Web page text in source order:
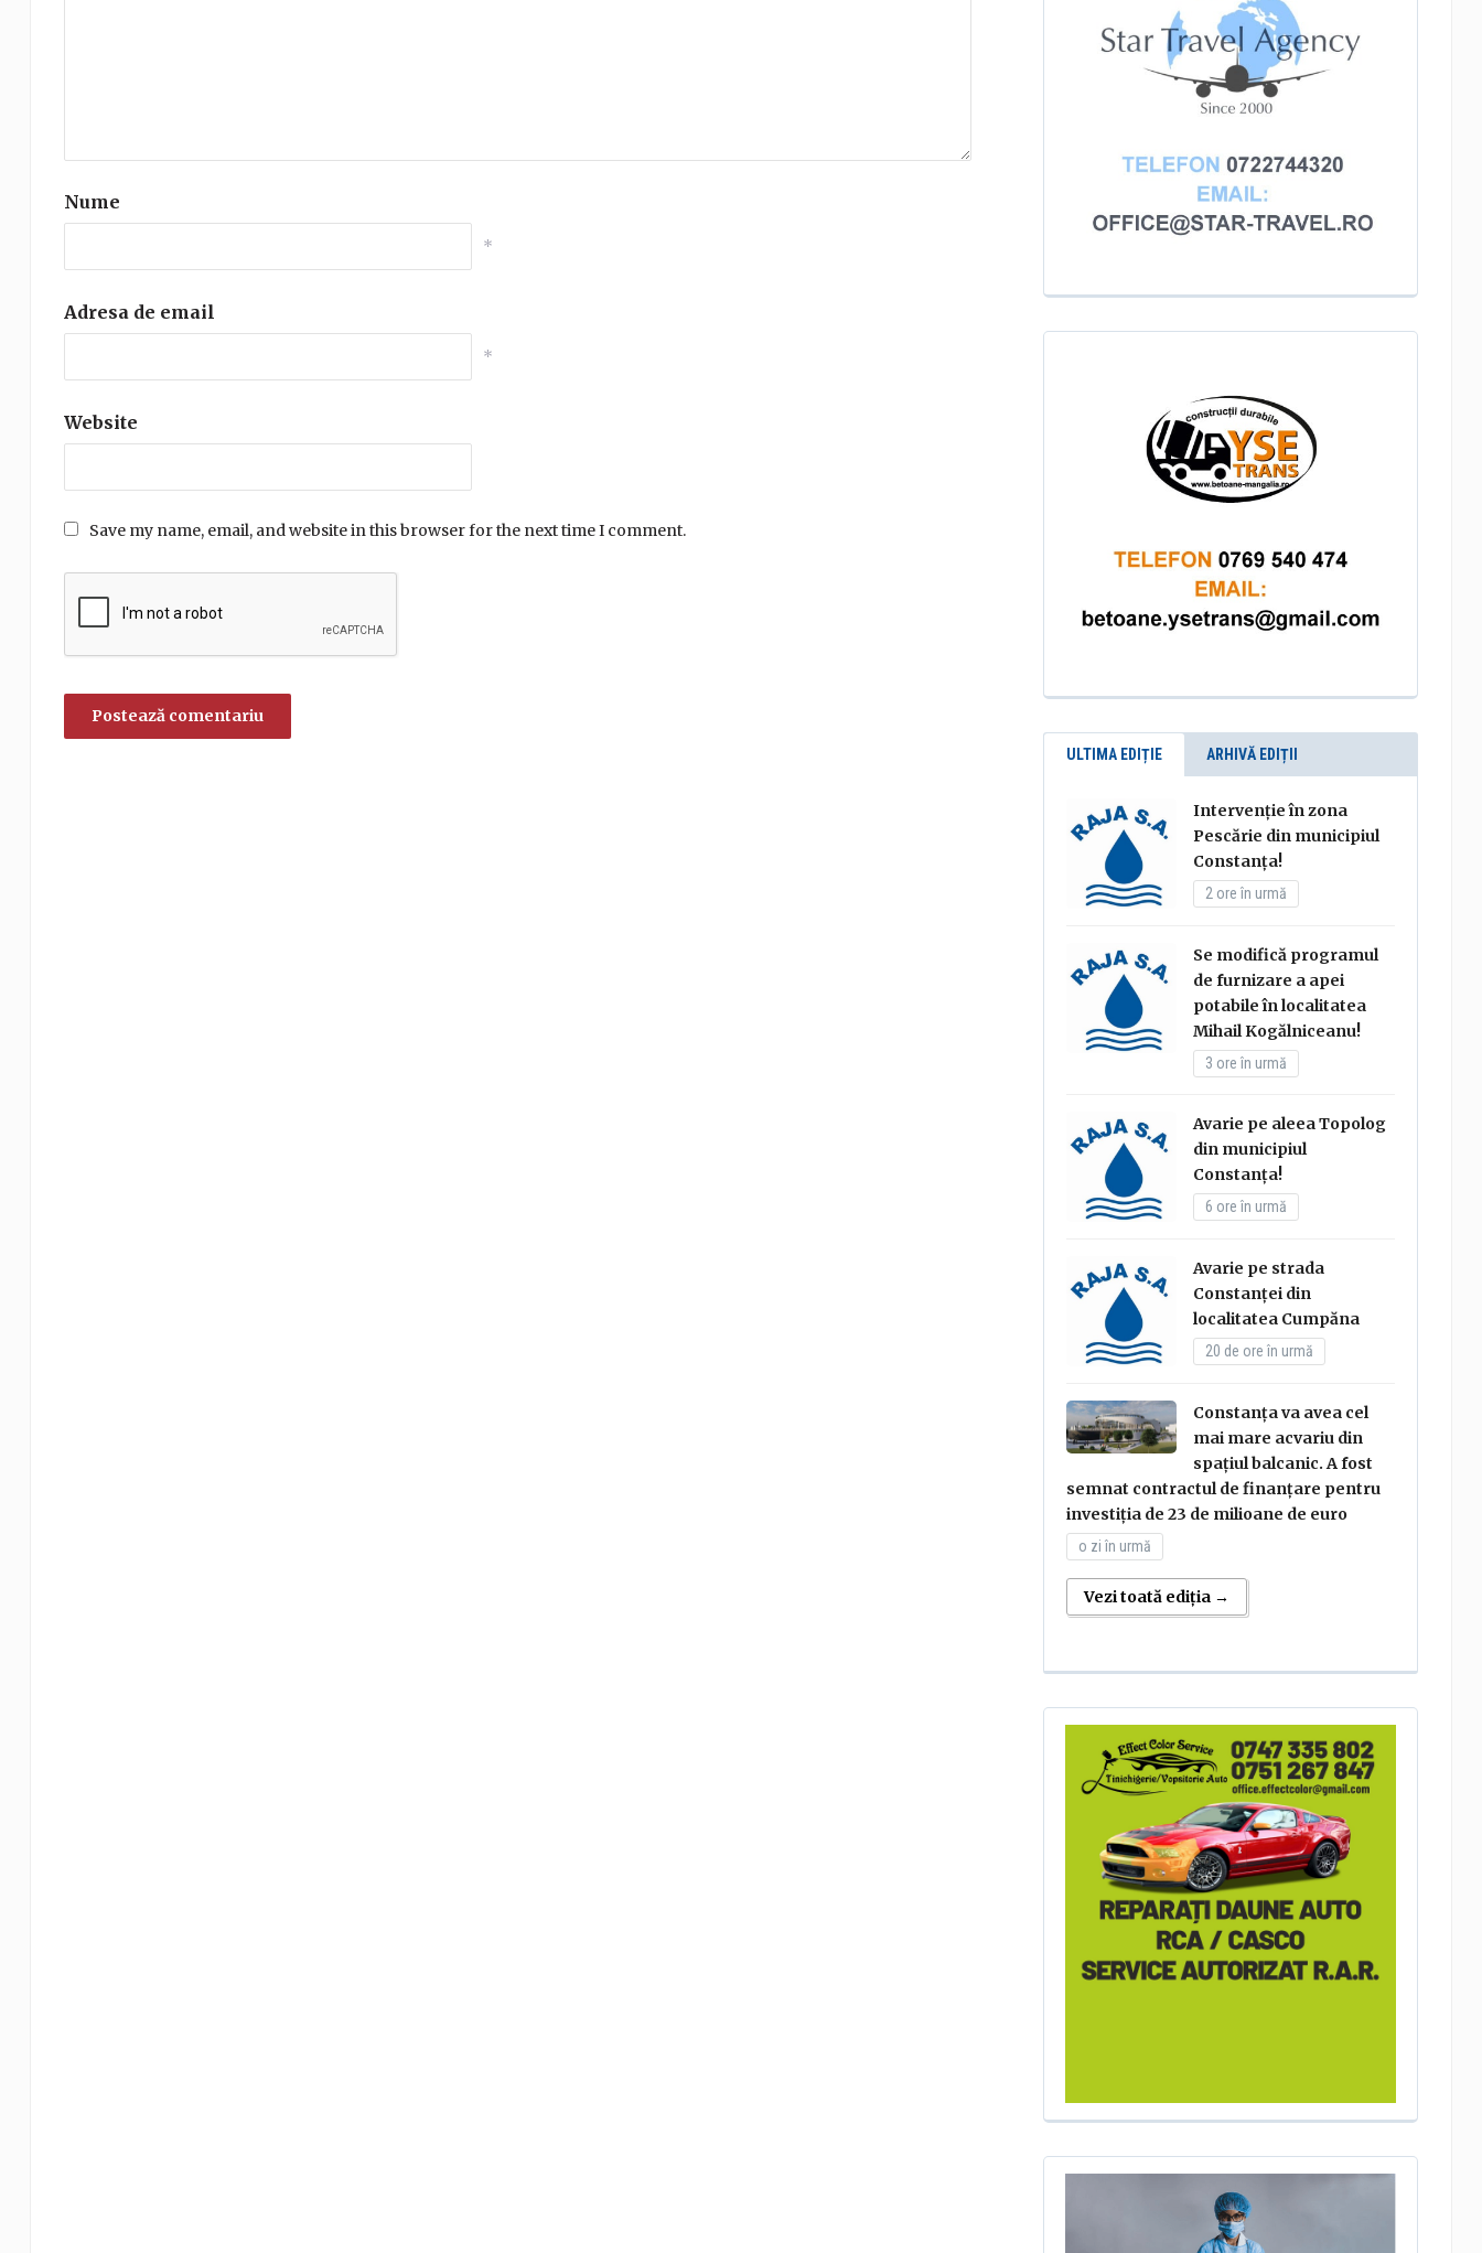
Nume
*
Adresa de email
*
Website
Save my name, email, and website in this browser for the next time I comment.
ULTIMA EDIȚIE ARHIVĂ EDIȚII
Intervenție în zona
Pescărie din municipiul
Constanța!
2 ore în urmă
Se modifică programul
de furnizare a apei
potabile în localitatea
Mihail Kogălniceanu!
3 ore în urmă
Avarie pe aleea Topolog
din municipiul
Constanța!
6 ore în urmă
Avarie pe strada
Constanței din
localitatea Cumpăna
20 de ore în urmă
Constanța va avea cel
mai mare acvariu din
spațiul balcanic. A fost
semnat contractul de finanțare pentru
investiția de 23 de milioane de euro
o zi în urmă
Vezi toată ediția →